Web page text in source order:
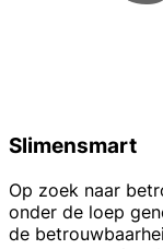
Slimensmart
Op zoek naar
onder de loep
de